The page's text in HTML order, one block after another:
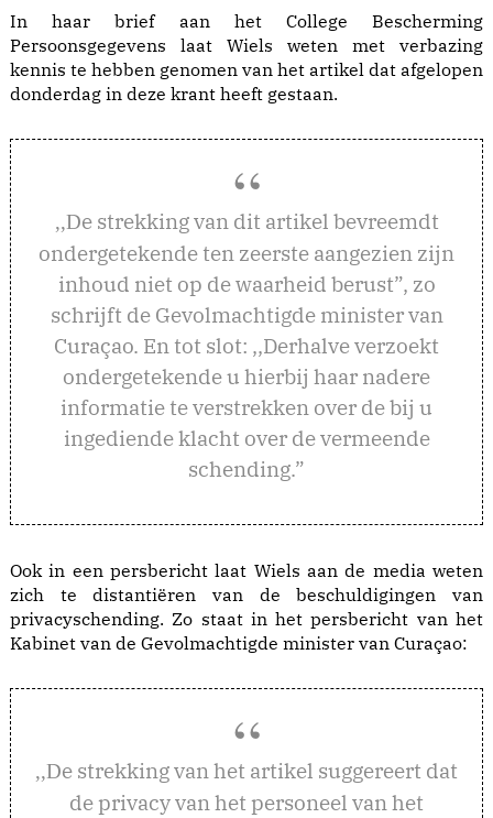
In haar brief aan het College Bescherming
Persoonsgegevens laat Wiels weten met verbazing
kennis te hebben genomen van het artikel dat afgelopen
donderdag in deze krant heeft gestaan.
,,De strekking van dit artikel bevreemdt
ondergetekende ten zeerste aangezien zijn
inhoud niet op de waarheid berust”, zo
schrijft de Gevolmachtigde minister van
Curaçao. En tot slot: ,,Derhalve verzoekt
ondergetekende u hierbij haar nadere
informatie te verstrekken over de bij u
ingediende klacht over de vermeende
schending.”
Ook in een persbericht laat Wiels aan de media weten
zich te distantiëren van de beschuldigingen van
privacyschending. Zo staat in het persbericht van het
Kabinet van de Gevolmachtigde minister van Curaçao:
,,De strekking van het artikel suggereert dat
de privacy van het personeel van het